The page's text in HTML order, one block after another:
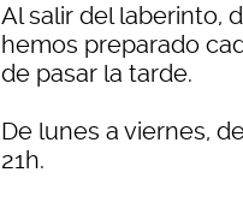
Al salir del laberinto,
hemos preparado
de pasar la tarde.
De lunes a viernes,
21h.